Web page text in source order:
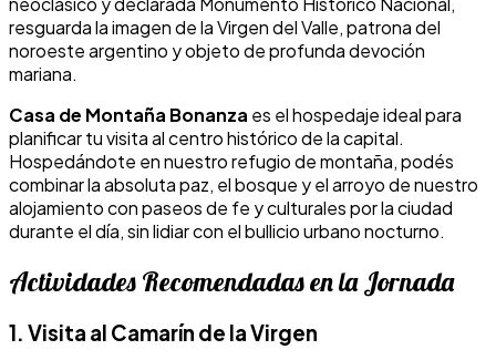
resguarda la imagen de la Virgen del Valle, patrona del
noroeste argentino y objeto de profunda devoción
mariana.
Casa de Montaña Bonanza es el hospedaje ideal para
planificar tu visita al centro histórico de la capital.
Hospedándote en nuestro refugio de montaña, podés
combinar la absoluta paz, el bosque y el arroyo de nuestro
alojamiento con paseos de fe y culturales por la ciudad
durante el día, sin lidiar con el bullicio urbano nocturno.
Actividades Recomendadas en la Jornada
1. Visita al Camarín de la Virgen